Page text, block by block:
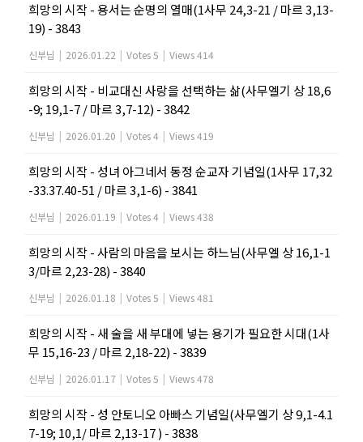
희망의 시작 - 용서는 순명의 열매(1사무 24,3-21 / 마르 3,13-
19) - 3843
신부님 | 2026.01.22 | Votes 5 | Views 414
희망의 시작 - 비교대신 사랑을 선택하는 삶(사무엘기 상 18,6
-9; 19,1-7 / 마르 3,7-12) - 3842
신부님 | 2026.01.20 | Votes 4 | Views 419
희망의 시작 - 성녀 아그네서 동정 순교자 기념일(1사무 17,32
-33.37.40-51 / 마르 3,1-6) - 3841
신부님 | 2026.01.19 | Votes 4 | Views 438
희망의 시작 - 사람의 마음을 보시는 하느님(사무엘 상 16,1-1
3/마르 2,23-28) - 3840
신부님 | 2026.01.18 | Votes 5 | Views 481
희망의 시작 - 새 술을 새 부대에 넣는 용기가 필요한 시대(1사
무 15,16-23 / 마르 2,18-22) - 3839
신부님 | 2026.01.17 | Votes 5 | Views 478
희망의 시작 - 성 안토니오 아빠스 기념일(사무엘기 상 9,1-4.1
7-19; 10,1/ 마르 2,13-17 ) - 3838